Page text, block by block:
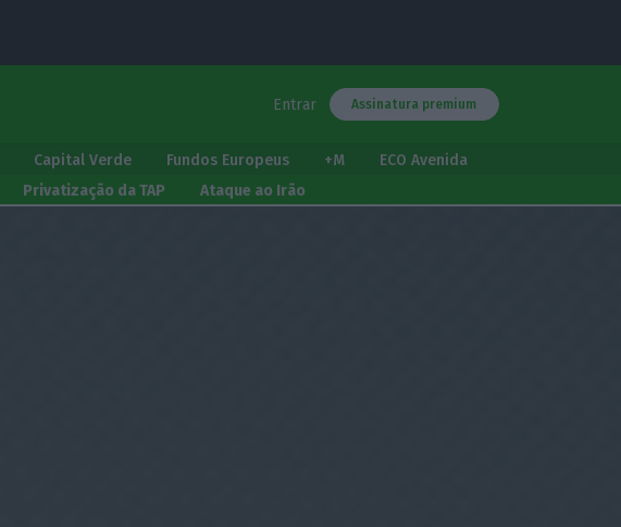
Entrar Assinatura premium
Capital Verde Fundos Europeus +M
ECO Avenida
Privatização da TAP Ataque ao Irão